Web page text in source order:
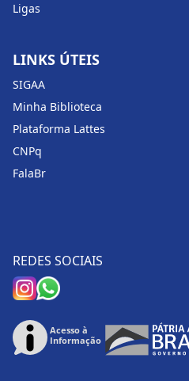
Ligas
LINKS ÚTEIS
SIGAA
Minha Biblioteca
Plataforma Lattes
CNPq
FalaBr
REDES SOCIAIS